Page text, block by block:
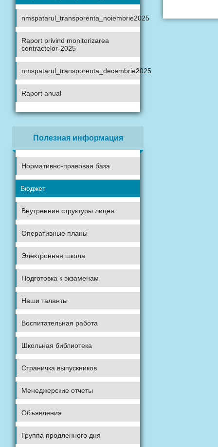
nmspatarul_transporenta_noiembrie2025
Raport privind monitorizarea
contractelor-2025
nmspatarul_transporenta_decembrie2025
Raport anual
Полезная информация
Нормативно-правовая база
Бюджет
Внутренние структуры лицея
Оперативные планы
Электронная школа
Подготовка к экзаменам
Наши таланты
Воспитательная работа
Школьная библиотека
Страничка выпускников
Менеджерские отчеты
Объявления
Группа продленного дня